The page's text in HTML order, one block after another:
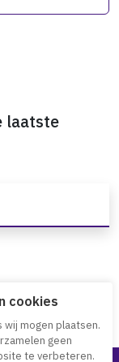
laatste
cookies
mogen plaatsen.
geen
te verbeteren.